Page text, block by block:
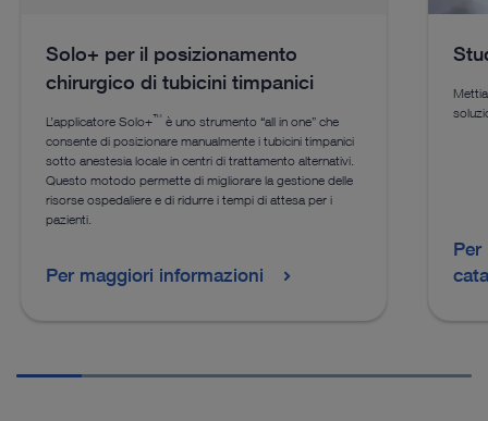
Solo+ per il posizionamento
chirurgico di tubicini timpanici
L’applicatore Solo+™ è uno strumento “all in one” che
consente di posizionare manualmente i tubicini timpanici
sotto anestesia locale in centri di trattamento alternativi.
Questo motodo permette di migliorare la gestione delle
risorse ospedaliere e di ridurre i tempi di attesa per i
pazienti.
Per maggiori informazioni